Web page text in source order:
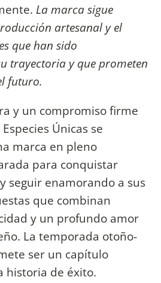
La marca sigue
artesanal y el
que han sido
trayectoria y que prometen
futuro.
y un compromiso firme
Únicas se
marca en pleno
para conquistar
seguir enamorando a sus
que combinan
y un profundo amor
La temporada otoño-
ser un capítulo
historia de éxito.